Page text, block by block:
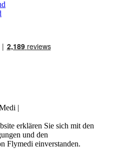
|
erklären Sie sich mit den
und den
Flymedi einverstanden.